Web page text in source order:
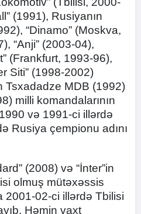
(1991), Rusiyanın
“Dinamo” (Moskva,
“Anji” (2003-04),
(Frankfurt, 1993-96),
Siti” (1998-2002)
Tsxadadze MDB (1992)
milli komandalarının
və 1991-ci illərdə
Rusiya çempionu adını
(2008) və “İnter”in
olmuş mütəxəssis
2001-02-ci illərdə Tbilisi
Həmin vaxt